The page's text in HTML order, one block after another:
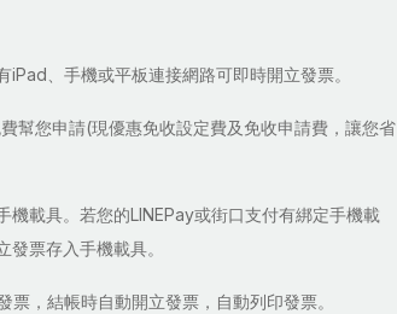
、手機或平板連接網路可即時開立發票。
幫您申請(現優惠免收設定費及免收申請費，讓您省
機載具。若您的LINEPay或街口支付有綁定手機載
票存入手機載具。
，結帳時自動開立發票，自動列印發票。